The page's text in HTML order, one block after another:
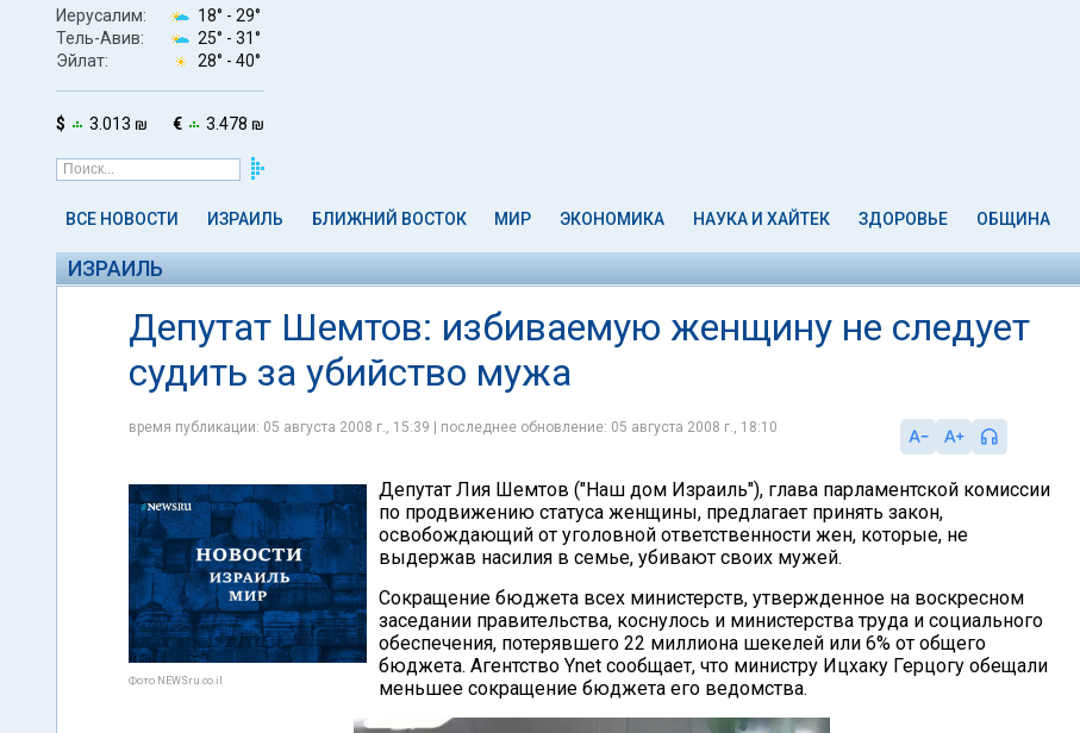
Иерусалим: 18° - 29°
Тель-Авив:
25° - 31°
Эйлат:
28° - 40°
$ 3.013 ₪ € 3.478 ₪
ВСЕ НОВОСТИ ИЗРАИЛЬ БЛИЖНИЙ ВОСТОК МИР ЭКОНОМИКА НАУКА И ХАЙТЕК ЗДОРОВЬЕ ОБЩИНА
ИЗРАИЛЬ
Депутат Шемтов: избиваемую женщину не следует
судить за убийство мужа
время публикации: 05 августа 2008 г., 15:39 | последнее обновление: 05 августа 2008 г., 18:10
Фото NEWSru.co.il
Депутат Лия Шемтов ("Наш дом Израиль"), глава парламентской комиссии
по продвижению статуса женщины, предлагает принять закон,
освобождающий от уголовной ответственности жен, которые, не
выдержав насилия в семье, убивают своих мужей.
Сокращение бюджета всех министерств, утвержденное на воскресном
заседании правительства, коснулось и министерства труда и социального
обеспечения, потерявшего 22 миллиона шекелей или 6% от общего
бюджета. Агентство Ynet сообщает, что министру Ицхаку Герцогу обещали
меньшее сокращение бюджета его ведомства.